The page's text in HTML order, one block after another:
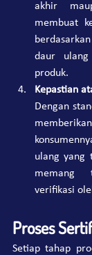
akhir
membuat
daur ulang
produk.
Kepastian
Dengan
ulang yang
memang
verifikasi
Proses
Setiap tahap